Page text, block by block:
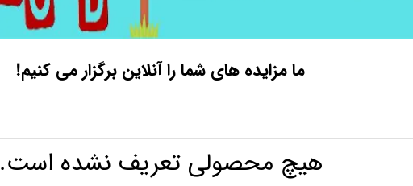
ما مزایده های شما را آنلاین برگزار می کنیم!
هیچ محصولی تعریف نشده است.